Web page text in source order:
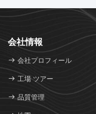
会社情報
会社プロフィール
工場 ツアー
品質管理